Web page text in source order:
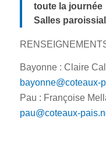
toute la journée
Salles
Bayonne : Claire
bayonne@coteaux-
Pau : Françoise
pau@coteaux-